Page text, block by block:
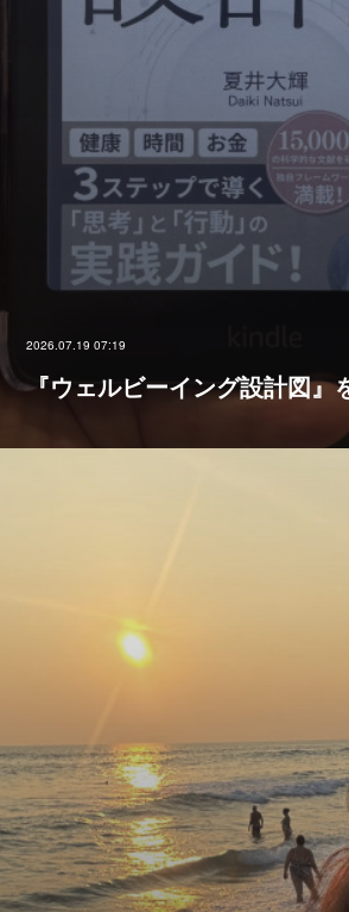
2026.07.19 07:19
『ウェルビーイング設計図』